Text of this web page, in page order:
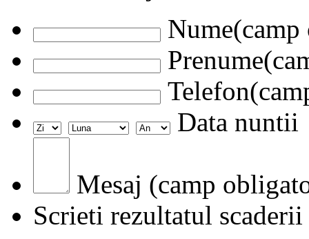
Data nuntii
Mesaj (camp
Scrieti rezultatul scaderii